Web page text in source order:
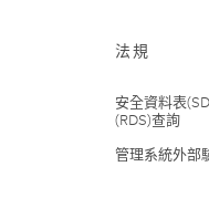
法規
安全資料表
(RDS)查詢
管理系統外部